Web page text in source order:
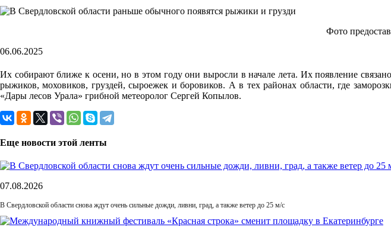
Фото
06.06.2025
Их собирают ближе к осени, но в этом году они выросли в начале лета. Их появление
рыжиков, моховиков, груздей, сыроежек и боровиков. А в тех районах области, где
«Дары лесов Урала» грибной метеоролог Сергей Копылов.
Еще новости этой ленты
07.08.2026
В Свердловской области снова ждут очень сильные дожди, ливни, град, а также ветер до 25 м/с